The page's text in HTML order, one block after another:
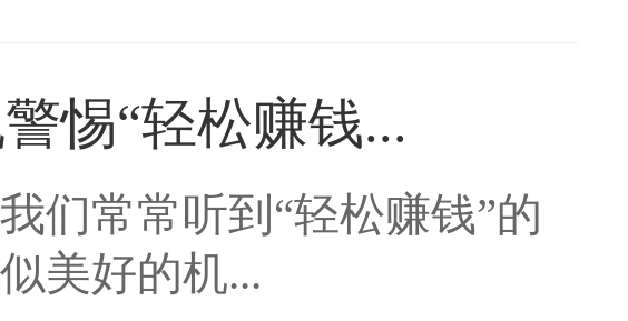
惕“轻松赚钱...
们常常听到“轻松赚钱”的
美好的机...